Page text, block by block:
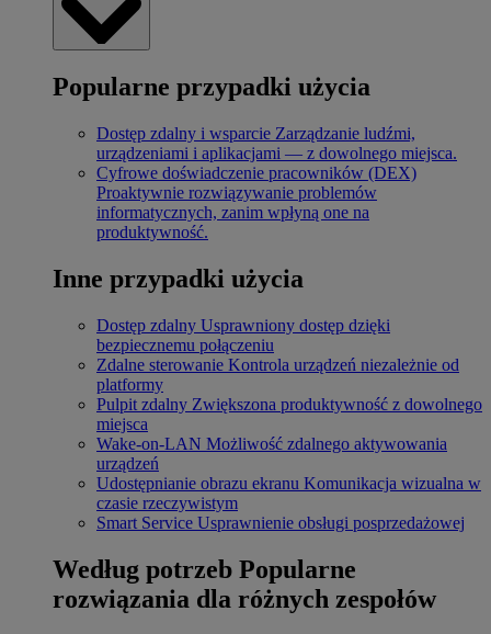
Popularne przypadki użycia
Dostęp zdalny i wsparcie Zarządzanie ludźmi,
urządzeniami i aplikacjami — z dowolnego miejsca.
Cyfrowe doświadczenie pracowników (DEX)
Proaktywnie rozwiązywanie problemów
informatycznych, zanim wpłyną one na
produktywność.
Inne przypadki użycia
Dostęp zdalny Usprawniony dostęp dzięki
bezpiecznemu połączeniu
Zdalne sterowanie Kontrola urządzeń niezależnie od
platformy
Pulpit zdalny Zwiększona produktywność z dowolnego
miejsca
Wake-on-LAN Możliwość zdalnego aktywowania
urządzeń
Udostępnianie obrazu ekranu Komunikacja wizualna w
czasie rzeczywistym
Smart Service Usprawnienie obsługi posprzedażowej
Według potrzeb Popularne
rozwiązania dla różnych zespołów